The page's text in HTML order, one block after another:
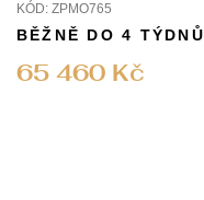
KÓD: ZPMO765
65 460 Kč
BĚŽNĚ DO 4 TÝDNŮ